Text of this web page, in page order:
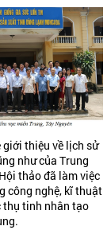
thiệu về lịch sử
như của Trung
thảo đã làm việc
công nghệ, kĩ thuật
thụ tinh nhân tạo